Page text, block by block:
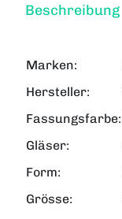
Beschreibung
Marken:
Hersteller:
Fassungsfarbe:
Gläser:
Form:
Grösse: